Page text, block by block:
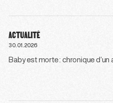
ACTUALITÉ
30.01.2026
Baby est morte : chronique